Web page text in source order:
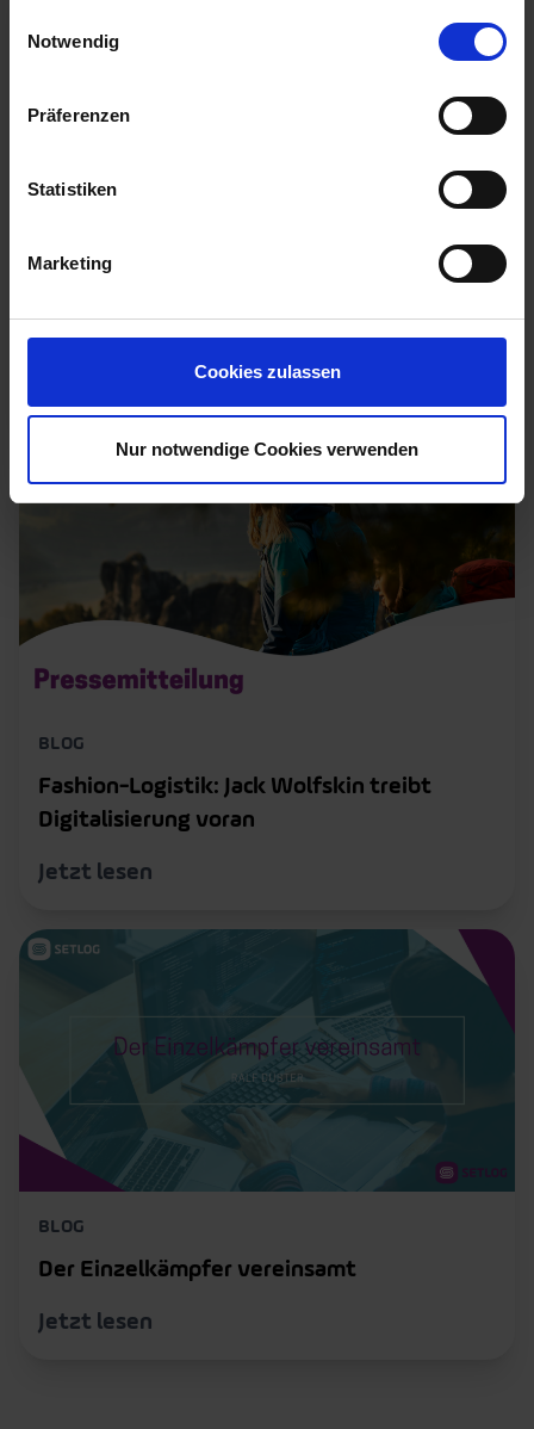
Notwendig
Präferenzen
Statistiken
Marketing
Cookies zulassen
Nur notwendige Cookies verwenden
BLOG
System Einführung
BLOG
Fashion-Logistik: Jack Wolfskin treibt
Digitalisierung voran
Jetzt lesen
BLOG
Der Einzelkämpfer vereinsamt
Jetzt lesen